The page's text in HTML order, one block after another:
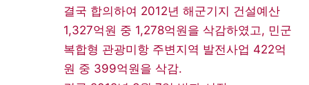
결국 합의하여 2012년 해군기지 건설예산
1,327억원 중 1,278억원을 삭감하였고, 민군
복합형 관광미항 주변지역 발전사업 422억
원 중 399억원을 삭감.